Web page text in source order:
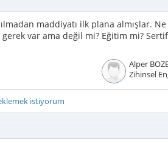
maddiyatı ilk plana almışlar.
var ama değil mi? Eğitim mi?
Alper
Zihinsel
istiyorum